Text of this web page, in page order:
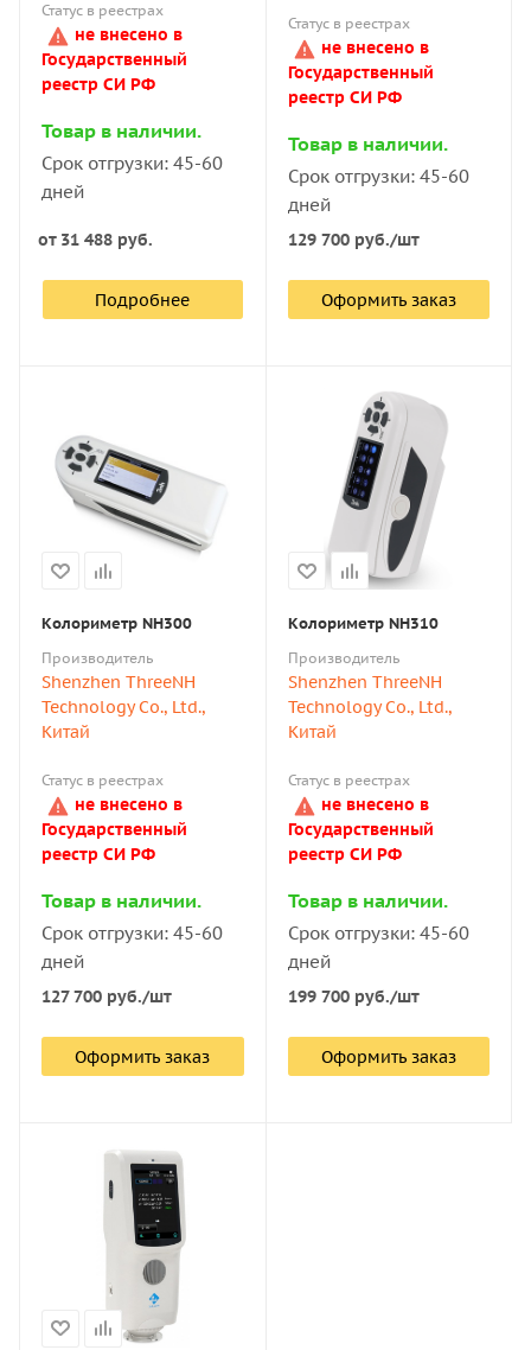
Статус в реестрах
не внесено в
Государственный
реестр СИ РФ
Товар в наличии.
Срок отгрузки: 45-60
дней
от 31 488 руб.
Подробнее
Статус в реестрах
не внесено в
Государственный
реестр СИ РФ
Товар в наличии.
Срок отгрузки: 45-60
дней
129 700руб./шт
Оформить заказ
Колориметр NH300
Производитель
Shenzhen ThreeNH
Technology Co., Ltd.,
Китай
Статус в реестрах
не внесено в
Государственный
реестр СИ РФ
Товар в наличии.
Срок отгрузки: 45-60
дней
127 700 руб./шт
Оформить заказ
Колориметр NH310
Производитель
Shenzhen ThreeNH
Technology Co., Ltd.,
Китай
Статус в реестрах
не внесено в
Государственный
реестр СИ РФ
Товар в наличии.
Срок отгрузки: 45-60
дней
199 700руб./шт
Оформить заказ